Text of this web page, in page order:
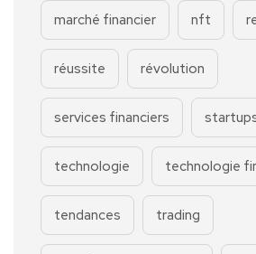
marché financier nft
réussite révolution
services financiers
technologie technologie
tendances trading